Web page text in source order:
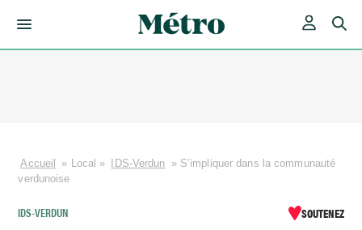
Accueil » Local » IDS-Verdun » S’impliquer dans la communauté
verdunoise
IDS-VERDUN SOUTENEZ